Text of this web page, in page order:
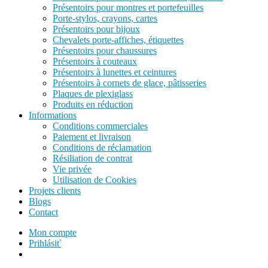
Présentoirs pour montres et portefeuilles
Porte-stylos, crayons, cartes
Présentoirs pour bijoux
Chevalets porte-affiches, étiquettes
Présentoirs pour chaussures
Présentoirs à couteaux
Présentoirs à lunettes et ceintures
Présentoirs à cornets de glace, pâtisseries
Plaques de plexiglass
Produits en réduction
Informations
Conditions commerciales
Paiement et livraison
Conditions de réclamation
Résiliation de contrat
Vie privée
Utilisation de Cookies
Projets clients
Blogs
Contact
Mon compte
Prihlásiť